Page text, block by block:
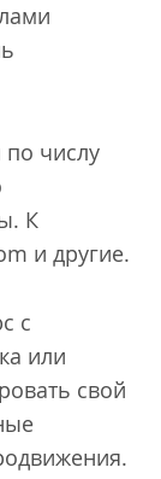
по числу
К
и другие.
с
или
свой